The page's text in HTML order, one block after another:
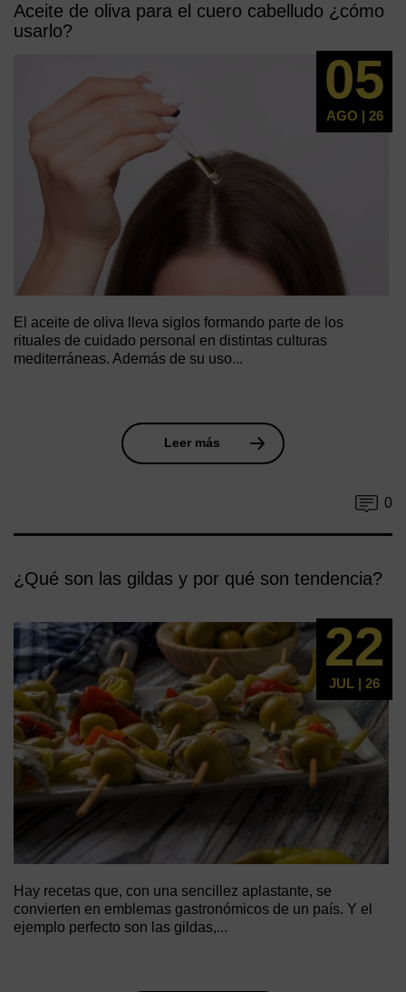
Aceite de oliva para el cuero cabelludo ¿cómo
usarlo?
05
AGO | 26
El aceite de oliva lleva siglos formando parte de los
rituales de cuidado personal en distintas culturas
mediterráneas. Además de su uso...
Leer más
0
¿Qué son las gildas y por qué son tendencia?
22
JUL | 26
Hay recetas que, con una sencillez aplastante, se
convierten en emblemas gastronómicos de un país. Y el
ejemplo perfecto son las gildas,...